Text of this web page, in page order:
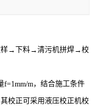
样→下料→清污机拼焊→校
f=1mm/m，结合施工条件
校正可采用液压校正机校